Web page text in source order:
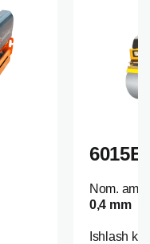
6015E
Nom.
0,4 mm
Ishlash